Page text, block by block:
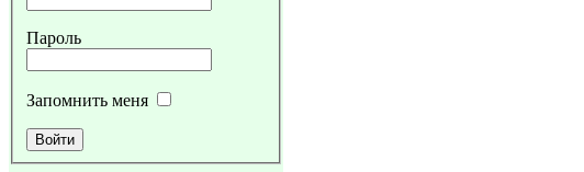
Пароль
Запомнить меня